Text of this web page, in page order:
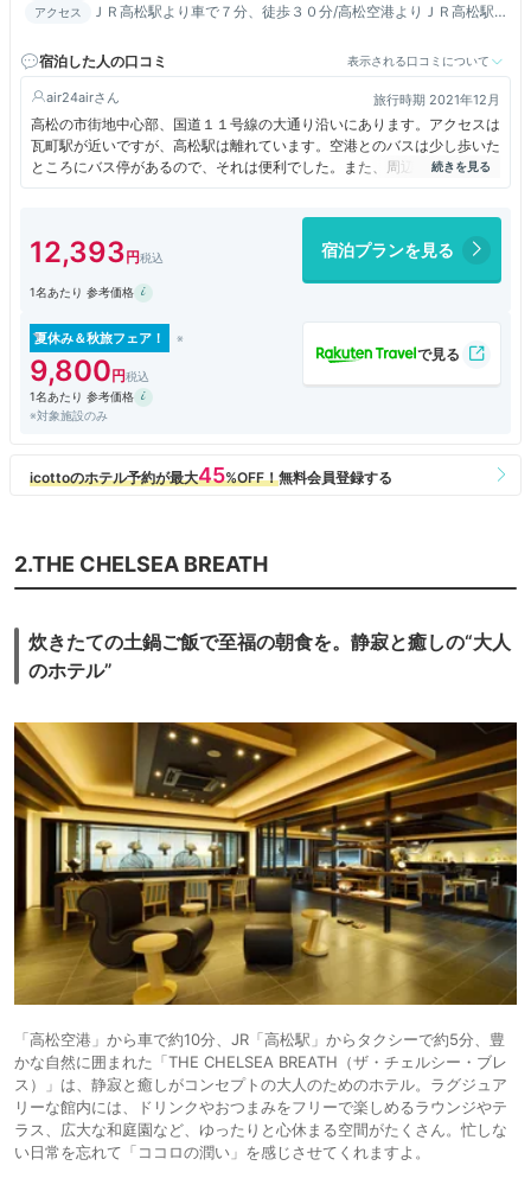
アクセス
ＪＲ高松駅より車で７分、徒歩３０分/高松空港よりＪＲ高松駅
宿泊した人の口コミ
表示される口コミについて
air24air 旅行時期 2021年12月
高松の市街地中心部、国道１１号線の大通り沿いにあります。アクセスは
瓦町駅が近いですが、高松駅は離れています。空港とのバスは少し歩いた
ところにバス停があるので、それは便利でした。また、周辺は繁華街なの
で飲食や買い物などにはかなり便利な立地でした。
泊まったのはスタンダードダブルルーム。２人で泊まりましたが、ベッド
は大きいので２人でも十分でした。部屋自体の広さもありますし、バスル
ームも含めて清潔感も良く、快適に滞在できました。スタンダードよりも
です。デスクなど設備もしっかりとしていました。
朝食無しのプランにしたので若干安めの価格で泊まることができ、お得感
も得られる滞在になりました。機会があればまた泊まりたいホテルです。
12,393 宿泊プランを見る
1名あたり 参考価格
夏休み＆秋旅フェア！
9,800
1名あたり 参考価格
※対象施設のみ
2.THE CHELSEA BREATH
炊きたての土鍋ご飯で至福の朝食を。静寂と癒しの“大人
のホテル”
「高松空港」から車で約10分、JR「高松駅」からタクシーで約5分、豊
かな自然に囲まれた「THE CHELSEA BREATH（ザ・チェルシー・ブレ
ス）」は、静寂と癒しがコンセプトの大人のためのホテル。ラグジュア
リーな館内には、ドリンクやおつまみをフリーで楽しめるラウンジやテ
ラス、広大な和庭園など、ゆったりと心休まる空間がたくさん。忙しな
い日常を忘れて「ココロの潤い」を感じさせてくれますよ。